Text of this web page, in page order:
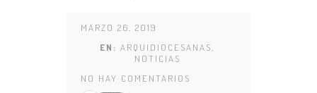
MARZO 26, 2019
EN: ARQUIDIOCESANAS,
NOTICIAS
NO HAY COMENTARIOS